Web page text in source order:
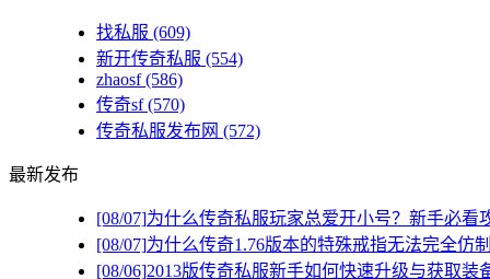
找私服 (609)
新开传奇私服 (554)
zhaosf(586)
传奇sf(570)
传奇私服发布网 (572)
最新发布
[08/07]为什么传奇私服玩家总爱开小号？新手必看
[08/07]为什么传奇1.76版本的特殊戒指无法完全仿制
[08/06]2013版传奇私服新手如何快速升级与获取装